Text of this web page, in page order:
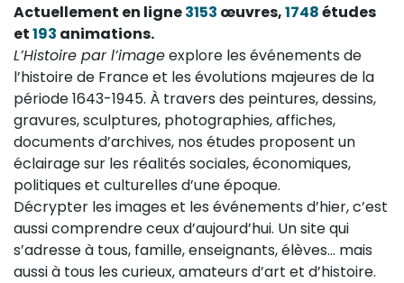
Actuellement en ligne3153 œuvres,1748études
et193 animations.
L’Histoire par l’imageexplore les événements de
l’histoire de France et les évolutions majeures de la
période 1643-1945. À travers des peintures, dessins,
gravures, sculptures, photographies, affiches,
documents d’archives, nos études proposent un
éclairage sur les réalités sociales, économiques,
politiques et culturelles d’une époque.
Décrypter les images et les événements d’hier, c’est
aussi comprendre ceux d’aujourd’hui. Un site qui
s’adresse à tous, famille, enseignants, élèves… mais
aussi à tous les curieux, amateurs d’art et d’histoire.